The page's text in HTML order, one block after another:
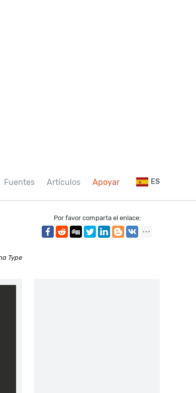
Fuentes Artículos Apoyar ES
Type
Por favor comparta el enlace: